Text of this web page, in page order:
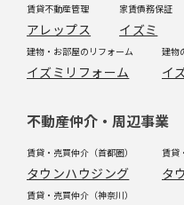
賃貸不動産管理
アレップス
家賃債務保証
イズミ
建物・お部屋のリフォーム
イズミリフォーム
建物
イ
不動産仲介・周辺事業
賃貸・売買仲介（首都圏）
タウンハウジング
賃貸
タ
賃貸・売買仲介（神奈川）